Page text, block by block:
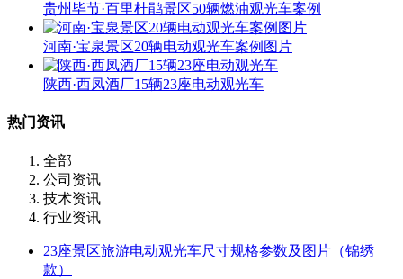
贵州毕节·百里杜鹃景区50辆燃油观光车案例
河南·宝泉景区20辆电动观光车案例图片
陕西·西凤酒厂15辆23座电动观光车
热门资讯
全部
公司资讯
技术资讯
行业资讯
23座景区旅游电动观光车尺寸规格参数及图片（锦绣
款）